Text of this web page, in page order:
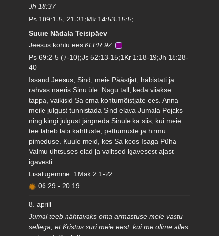
Jh 18:37
Ps 109:1-5, 21-31;Mk 14:53-15:5;
Suure Nädala Teisipäev
Jeesus kohtu eesKLPR 92
Ps 69:2-5 (7-10);Js 52:13-15;1Kr 1:18-19;Jh 18:28-
40
Issand Jeesus, Sind, meie Päästjat, häbistati ja
rahvas naeris Sinu üle. Nagu tall, keda viiakse
tappa, vaikisid Sa oma kohtumõistjate ees. Anna
meile julgust tunnistada Sind elava Jumala Pojaks
ning kingi julgust järgneda Sinule ka siis, kui meie
tee läheb läbi kahtluste, pettumuste ja hirmu
pimeduse. Kuule meid, kes Sa koos Isaga Püha
Vaimu ühtsuses elad ja valitsed igavesest ajast
igavesti.
Lisalugemine: 1Mak 2:1-22
06.29 - 20.19
8. aprill
Jumal teeb nähtavaks oma armastuse meie vastu
sellega, et Kristus suri meie eest, kui me olime alles